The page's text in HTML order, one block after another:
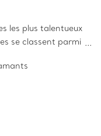
les plus talentueux
se classent parmi
en Alsace, en
certaines